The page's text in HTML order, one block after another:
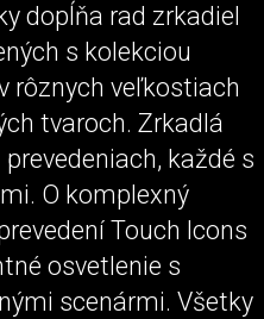
dopĺňa rad zrkadiel
s kolekciou
rôznych veľkostiach
tvaroch. Zrkadlá
každé s
O komplexný
Touch Icons
osvetlenie s
scenármi. Všetky